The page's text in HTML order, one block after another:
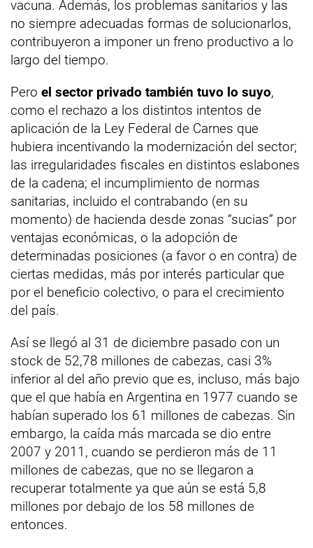
vacuna. Además, los problemas sanitarios y las
no siempre adecuadas formas de solucionarlos,
contribuyeron a imponer un freno productivo a lo
largo del tiempo.
Pero el sector privado también tuvo lo suyo,
como el rechazo a los distintos intentos de
aplicación de la Ley Federal de Carnes que
hubiera incentivando la modernización del sector;
las irregularidades fiscales en distintos eslabones
de la cadena; el incumplimiento de normas
sanitarias, incluido el contrabando (en su
momento) de hacienda desde zonas “sucias” por
ventajas económicas, o la adopción de
determinadas posiciones (a favor o en contra) de
ciertas medidas, más por interés particular que
por el beneficio colectivo, o para el crecimiento
del país.
Así se llegó al 31 de diciembre pasado con un
stock de 52,78 millones de cabezas, casi 3%
inferior al del año previo que es, incluso, más bajo
que el que había en Argentina en 1977 cuando se
habían superado los 61 millones de cabezas. Sin
embargo, la caída más marcada se dio entre
2007 y 2011, cuando se perdieron más de 11
millones de cabezas, que no se llegaron a
recuperar totalmente ya que aún se está 5,8
millones por debajo de los 58 millones de
entonces.